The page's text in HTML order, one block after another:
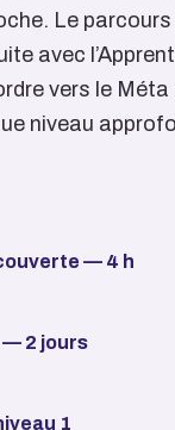
— 4 h
— 2 jours
1
Le
avec
vers le Méta
niveau